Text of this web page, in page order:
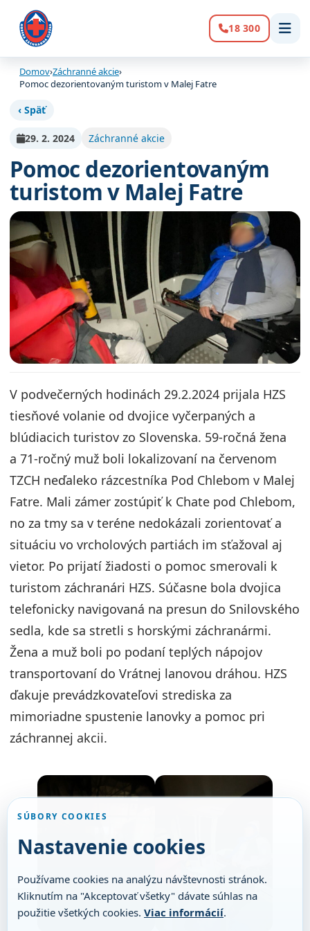
Volanie:
18 300
Domov›Záchranné akcie›
Pomoc dezorientovaným turistom v Malej Fatre
‹ Späť
29. 2. 2024 Záchranné akcie
Pomoc dezorientovaným
turistom v Malej Fatre
V podvečerných hodinách 29.2.2024 prijala HZS
tiesňové volanie od dvojice vyčerpaných a
blúdiacich turistov zo Slovenska. 59-ročná žena
a 71-ročný muž boli lokalizovaní na červenom
TZCH neďaleko rázcestníka Pod Chlebom v Malej
Fatre. Mali zámer zostúpiť k Chate pod Chlebom,
no za tmy sa v teréne nedokázali zorientovať a
situáciu vo vrcholových partiách im sťažoval aj
vietor. Po prijatí žiadosti o pomoc smerovali k
turistom záchranári HZS. Súčasne bola dvojica
telefonicky navigovaná na presun do Snilovského
sedla, kde sa stretli s horskými záchranármi.
Žena a muž boli po podaní teplých nápojov
transportovaní do Vrátnej lanovou dráhou. HZS
ďakuje prevádzkovateľovi strediska za
mimoriadne spustenie lanovky a pomoc pri
záchrannej akcii.
SÚBORY COOKIES
Nastavenie cookies
Používame cookies na analýzu návštevnosti stránok.
Kliknutím na "Akceptovať všetky" dávate súhlas na
použitie všetkých cookies. Viac informácií.